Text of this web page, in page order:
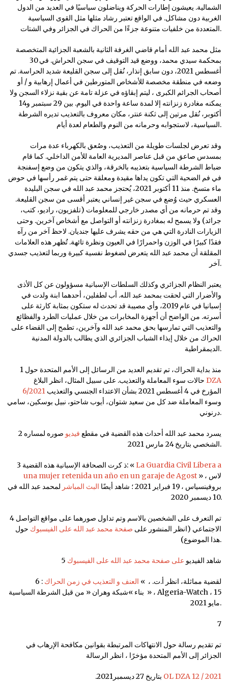
الشمالية. يعيشون إطارات الحركة ويناضلون سياسيًا في العديد من الدول
الغربية دون مشاكل. في الواقع تعتبر رشاد مثلها مثل القوى السياسية
المتعددة من خلفيات متنوعة جزءًا من الحراك في الجزائر وفي الشتات.
مثل محمد عبد الله أمام قاضي الغرفة الثانية بالشعبة الجزائية المتخصصة
بمحكمة سيدي محمد، ووضع قيد التوقيف في سجن الحراش. في 30
أغسطس 2021، دون سابق إنذار، نُقل إلى سجن القليعة شديد الحراسة. تم
وضعه في منطقة مخصصة للأشخاص المتورطين في أعمال إرهابية و / أو
أصحاب الجرائم الكبرى ، ليتم إبقاؤه في عزلة تامة عن بقية نزلاء السجن ولا
يمكنه مغادرة زنزانته إلا لمدة ساعة واحدة في اليوم. بين 29 سبتمبر و14
أكتوبر، نُقل مرتين إلى ثكنة عنتر، مكان معروف بالتعذيب تديره الشرطة
السياسية، لاستجوابه وحرمانه من النوم والطعام لعدة أيام.
وقد تعرض لجلسات طويلة من التعذيب، وصُعق بالكهرباء عدة مرات
بمسدس صاعق من قبل عناصر المديرية العامة للأمن الداخلي. كما قام
ضباط الشرطة السياسية بتعذيبه بالخرقة، والذي يتكون من وضع إسفنجة
في فم الضحية التي تكون يداها مقيدة ومعلقة حتى يتم غمر رأسها في حوض
ماء متسخ. منذ 11 أكتوبر 2021، يُحتجز محمد عبد الله في سجن البليدة
العسكري حيث وُضع في سجن غير إنساني يعتبر أقسى من سجن القليعة.
وقد تم حرمانه من أي مصدر خارجي للمعلومات (تلفزيون، راديو، كتب،
جرائد) ولا يسمح له بمغادرة زنزانته أو التواصل مع أشخاص آخرين. وحتى
الزيارات النادرة التي هي من حقه يشرف عليها جنديان. لاحظ آخر من رآه
فقدًا كبيرًا في الوزن واحمرارًا في العيون ونظرة تائهة. تُظهر هذه العلامات
المقلقة أن محمد عبد الله يتعرض لضغوط نفسية كبيرة وربما لتعذيب جسدي
آخر.
يعتبر النظام الجزائري وكذلك السلطات الإسبانية مسؤولون عن كل الأذى
والأضرار التي لحقت بمحمد عبد الله. أب لطفلين، أحدهما ابنة ولدت في
إسبانيا في عام 2019، وأي مصيبة قد تحدث له ستكون بمثابة كارثة على
أسرته. من الواضح أن أجهزة المخابرات من خلال عمليات الطرد والفظائع
والتعذيب التي تمارسها بحق محمد عبد الله وآخرين، تطمح إلى القضاء على
الحراك من خلال إيذاء الشباب الجزائري الذي يطالب بالدولة المدنية
الديمقراطية.
1 منذ بداية الحراك، تم تقديم العديد من الرسائل إلى الأمم المتحدة حول
DZA
6/2021المؤرخ في 4 أغسطس 2021 بشأن الاعتداء الجنسي والتعذيب
وسوء المعاملة ضد كل من سعيد شتوان، أيوب شاحتو، نبيل بوسكين، سامي
درنوني.
2 يسرد محمد عبد الله أحداث هذه القضية في مقطع فيديو صوره لمساره
الشخصي بتاريخ 24 مارس 2021.
3 ذ كرت الصحافة الإسبانية هذه القضية: « La Guardia Civil Libera a
una mujer retenida un año en un garaje de Agost» ، لاس
بروفينسياس ، 19 فبراير 2021 ؛ شاهد أيضًا
البث المباشر لمحمد عبد الله في
10 ديسمبر 2020.
4 تم التعرف على الشخصين بالاسم وتم تداول صورهما على مواقع التواصل
الاجتماعي (انظر المنشور على صفحة محمد عبد الله على الفيسبوك حول
هذا الموضوع).
5 شاهد الفيديو على صفحة محمد عبد الله على الفيسبوك
6 لقضية مماثلة، انظر أ.ت. ، » العنف و التعذيب في زمن الحراك:
بناء »شبكة وهران « من قبل الشرطة السياسية » ، Algeria-Watch ، 15
مايو 2021.
7
تم تقديم رسالة حول الانتهاكات المرتبطة بقوانين مكافحة الإرهاب في
الجزائر إلى الأمم المتحدة مؤخرًا ، انظر الرسالة
OL DZA 12 / 2021